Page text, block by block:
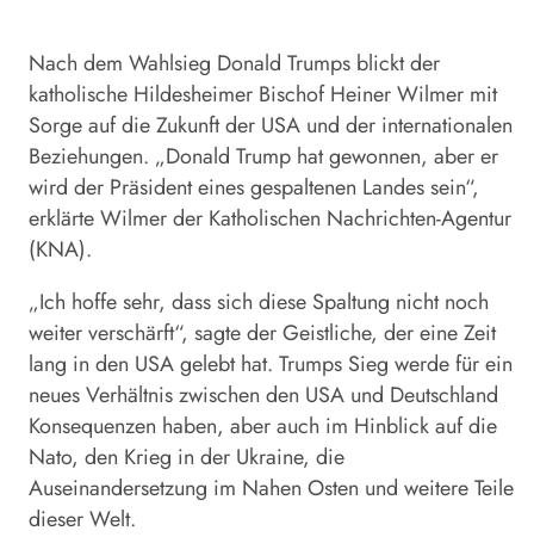
Nach dem Wahlsieg Donald Trumps blickt der
katholische Hildesheimer Bischof HeinerWilmer mit
Sorge auf die Zukunft der USA und der internationalen
Beziehungen. „Donald Trump hat gewonnen, aber er
wird der Präsident eines gespaltenen Landes sein“,
erklärteWilmerder Katholischen Nachrichten-Agentur
(KNA).
„Ich hoffe sehr, dass sich diese Spaltung nicht noch
weiter verschärft“, sagte der Geistliche, der eine Zeit
lang in den USA gelebt hat. Trumps Sieg werde für ein
neues Verhältnis zwischen den USA und Deutschland
Konsequenzen haben, aber auch im Hinblick auf die
Nato, den Krieg in der Ukraine, die
Auseinandersetzung im Nahen Osten und weitere Teile
dieser Welt.